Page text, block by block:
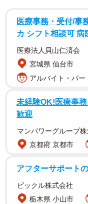
医療事務・受付/事
カ シフト相談可 病
医療法人貝山仁済会
宮城県 仙台市
アルバイト・パ
未経験OK!医療事
歓迎
マンパワーグループ
京都府 京都市
アフターサポート
ピックル株式会社
栃木県 小山市